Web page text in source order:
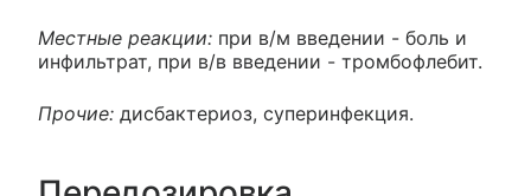
Местные реакции: при в/м введении - боль и
инфильтрат, при в/в введении - тромбофлебит.
Прочие: дисбактериоз, суперинфекция.